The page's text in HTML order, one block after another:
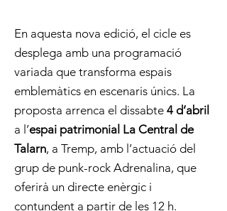
En aquesta nova edició, el cicle es
desplega amb una programació
variada que transforma espais
emblemàtics en escenaris únics. La
proposta arrenca el dissabte 4 d’abril
a l’espai patrimonial La Central de
Talarn, a Tremp, amb l’actuació del
grup de punk-rock Adrenalina, que
oferirà un directe enèrgic i
contundent a partir de les 12 h.